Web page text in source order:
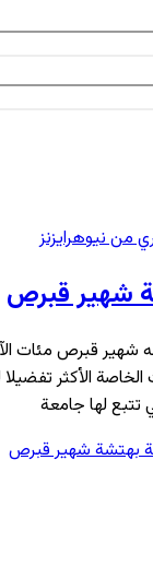
من نيوهرايزنز
شهير قبرص
شهير قبرص مئات
الأكثر
تتبع لها جامعة
بهتشة شهير قبرص